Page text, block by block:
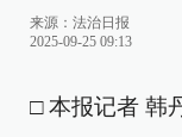
来源： 法治日报
2025-09-25 09:13
□ 本报记者 韩